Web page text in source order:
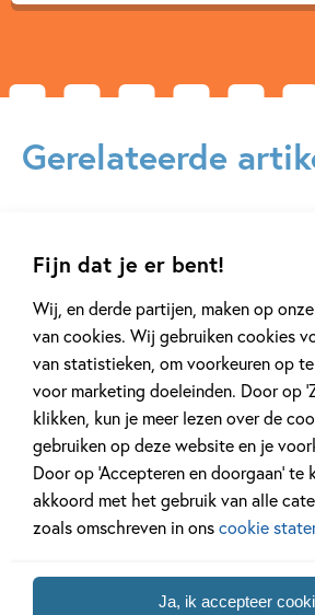
Fijn dat je er bent!
Wij, en derde partijen, maken op
van cookies. Wij gebruiken cookies
van statistieken, om voorkeuren op
voor marketing doeleinden. Door op
klikken, kun je meer lezen over de
gebruiken op deze website en je
Door op ‘Accepteren en doorgaan’ te
akkoord met het gebruik van alle
zoals omschreven in onscookie
Ja, ik accepteer
Gerelateerde
20 APRIL 2026
Oplossing ‘De schaduwroof’
puzzel!
Lees meer
Bekijk alle artikelen